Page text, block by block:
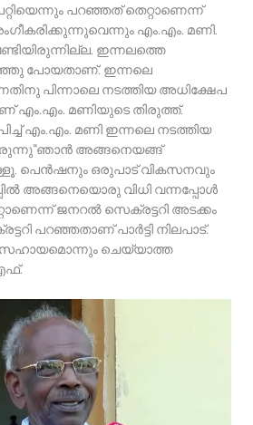
പറഞ്ഞത് തെറ്റാണെന്ന്
എം.എം. മണി.
ഇന്നലത്തെ
പോയതാണ്. ഇന്നലെ
പിന്നാലെ നടത്തിയ അധിക്ഷേപ
എം.എം. മണിയുടെ തിരുത്ത്.
എം.എം. മണി ഇന്നലെ നടത്തിയ
അങ്ങനെയങ്ങ്
പെൻഷനും ഒരുപാട് വികസനവും
അങ്ങനെയൊരു വിധി വന്നപ്പോൾ
ജനറൽ സെക്രട്ടറി അടക്കം
പറഞ്ഞതാണ് പാർട്ടി നിലപാട്.
സഹായമൊന്നും ചെയ്യാത്ത